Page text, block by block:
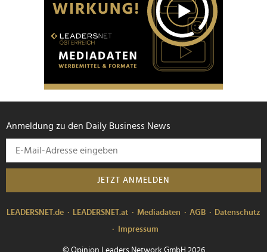
Anmeldung zu den Daily Business News
JETZT ANMELDEN
LEADERSNET.de LEADERSNET.at Mediadaten AGB
Datenschutz
Impressum